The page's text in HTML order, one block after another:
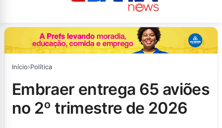
Início›Política
embraer entrega 65 aviões
no 2º trimestre de 2026